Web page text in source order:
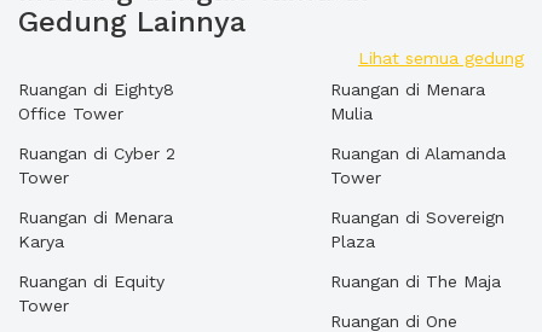
Gedung Lainnya
Lihat semua gedung
Ruangan di Eighty8
Office Tower
Ruangan di Cyber 2
Tower
Ruangan di Menara
Karya
Ruangan di Equity
Tower
Ruangan di Menara
Mulia
Ruangan di Alamanda
Tower
Ruangan di Sovereign
Plaza
Ruangan di The Maja
Ruangan di One